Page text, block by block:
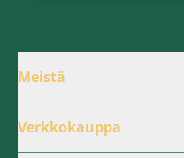
Meistä
Verkkokauppa